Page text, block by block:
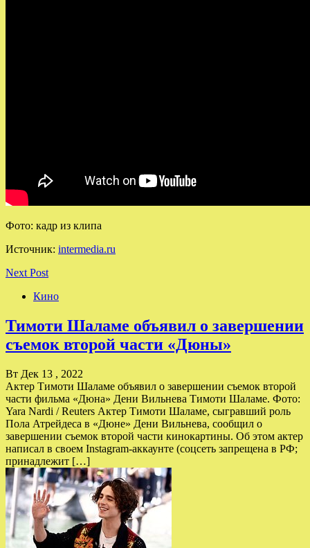
Фото: кадр из клипа
Источник: intermedia.ru
Next Post
Кино
Тимоти Шаламе объявил о завершении
съемок второй части «Дюны»
Вт Дек 13 , 2022
Актер Тимоти Шаламе объявил о завершении съемок второй
части фильма «Дюна» Дени Вильнева Тимоти Шаламе. Фото:
Yara Nardi / Reuters Актер Тимоти Шаламе, сыгравший роль
Пола Атрейдеса в «Дюне» Дени Вильнева, сообщил о
завершении съемок второй части кинокартины. Об этом актер
написал в своем Instagram-аккаунте (соцсеть запрещена в РФ;
принадлежит […]